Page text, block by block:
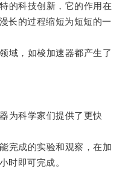
科技创新，它的作用在
长的过程缩短为短短的一
，如梭加速器都产生了
科学家们提供了更快
成的实验和观察，在加
时即可完成。